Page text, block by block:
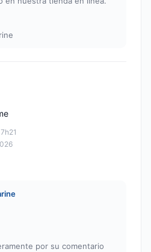
por su comentario